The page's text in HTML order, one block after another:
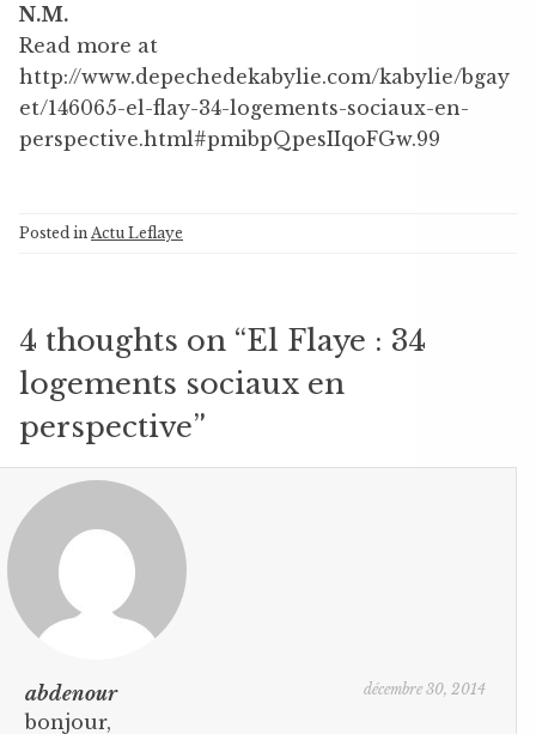
N.M.
Read more at
http://www.depechedekabylie.com/kabylie/bgay
et/146065-el-flay-34-logements-sociaux-en-
perspective.html#pmibpQpesIIqoFGw.99
Posted in Actu Leflaye
4 thoughts on “El Flaye : 34
logements sociaux en
perspective”
abdenour décembre 30, 2014
bonjour,